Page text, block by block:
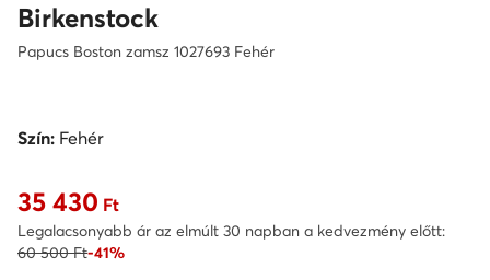
Birkenstock
Papucs Boston zamsz 1027693 Fehér
Szín: Fehér
Aktuális ár 35 430 Ft
35 430 Ft
Legalacsonyabb ár az elmúlt 30 napban a kedvezmény előtt:
60 500 Ft-41%